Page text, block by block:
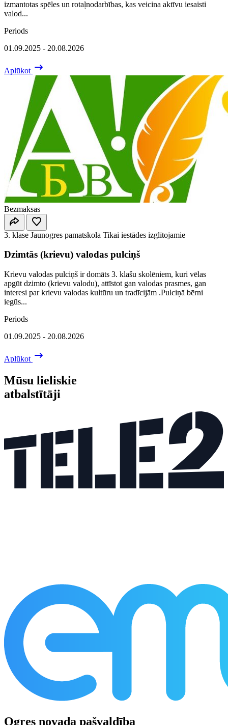
izmantotas spēles un rotaļnodarbības, kas veicina aktīvu iesaisti
valod...
Periods
01.09.2025 - 20.08.2026
Aplūkot
Bezmaksas
3. klase Jaunogres pamatskola Tikai iestādes izglītojamie
Dzimtās (krievu) valodas pulciņš
Krievu valodas pulciņš ir domāts 3. klašu skolēniem, kuri vēlas
apgūt dzimto (krievu valodu), attīstot gan valodas prasmes, gan
interesi par krievu valodas kultūru un tradīcijām .Pulciņā bērni
iegūs...
Periods
01.09.2025 - 20.08.2026
Aplūkot
Mūsu lieliskie
atbalstītāji
Ogres novada pašvaldība